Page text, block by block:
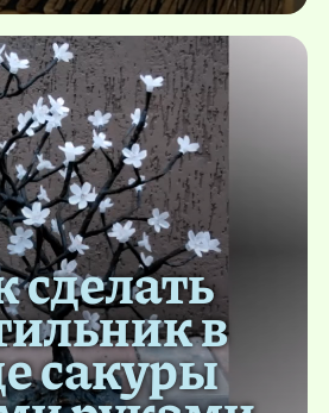
сделать
в
сакуры